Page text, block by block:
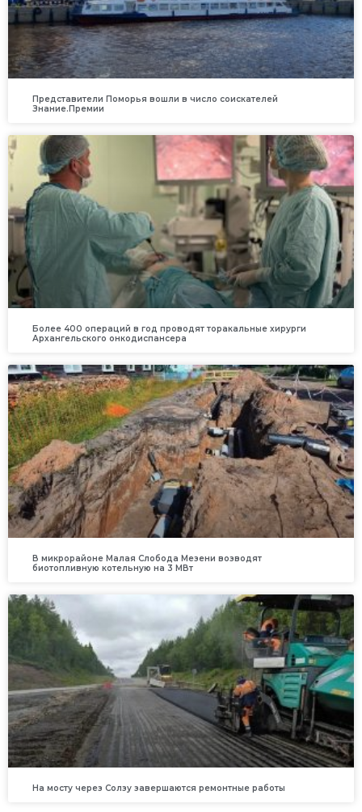
Представители Поморья вошли в число соискателей
Знание.Премии
Более 400 операций в год проводят торакальные хирурги
Архангельского онкодиспансера
В микрорайоне Малая Слобода Мезени возводят
биотопливную котельную на 3 МВт
На мосту через Солзу завершаются ремонтные работы